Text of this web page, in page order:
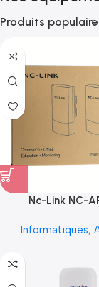
Produits
Nc-Link NC-
Informatiques,